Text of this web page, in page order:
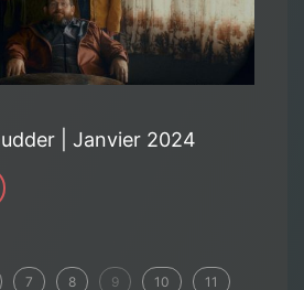
| Janvier 2024
7 8 9 10 11